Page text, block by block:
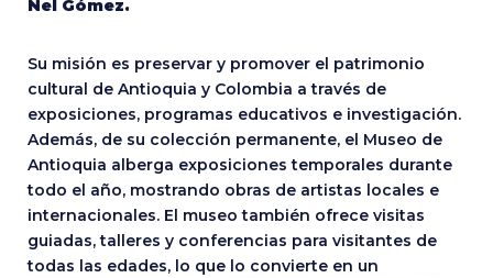
Nel Gómez.
Su misión es preservar y promover el patrimonio
cultural de Antioquia y Colombia a través de
exposiciones, programas educativos e investigación.
Además, de su colección permanente, el Museo de
Antioquia alberga exposiciones temporales durante
todo el año, mostrando obras de artistas locales e
internacionales. El museo también ofrece visitas
guiadas, talleres y conferencias para visitantes de
todas las edades, lo que lo convierte en un